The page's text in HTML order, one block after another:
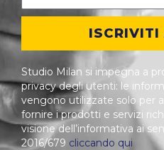
ISCRIVITI
Studio Milan si impegna a
privacy degli utenti: le
vengono utilizzate solo per
fornire i prodotti e servizi
visione dell’informativa ai
2016/679 cliccando qui